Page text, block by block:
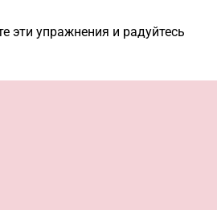
эти упражнения и радуйтесь